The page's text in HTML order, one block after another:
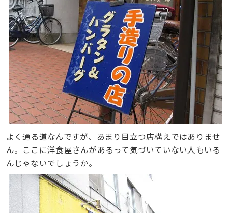
よく通る道なんですが、あまり目立つ店構えではありませ
ん。ここに洋食屋さんがあるって気づいていない人もいる
んじゃないでしょうか。